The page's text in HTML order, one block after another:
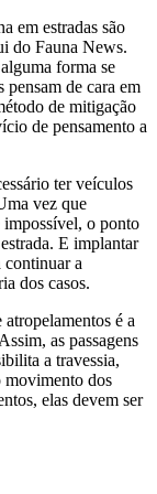
em estradas são
do Fauna News.
forma se
de cara em
de mitigação
de pensamento a
ter veículos
vez que
impossível, o ponto
E implantar
continuar a
dos casos.
é a
as passagens
a travessia,
movimento dos
elas devem ser